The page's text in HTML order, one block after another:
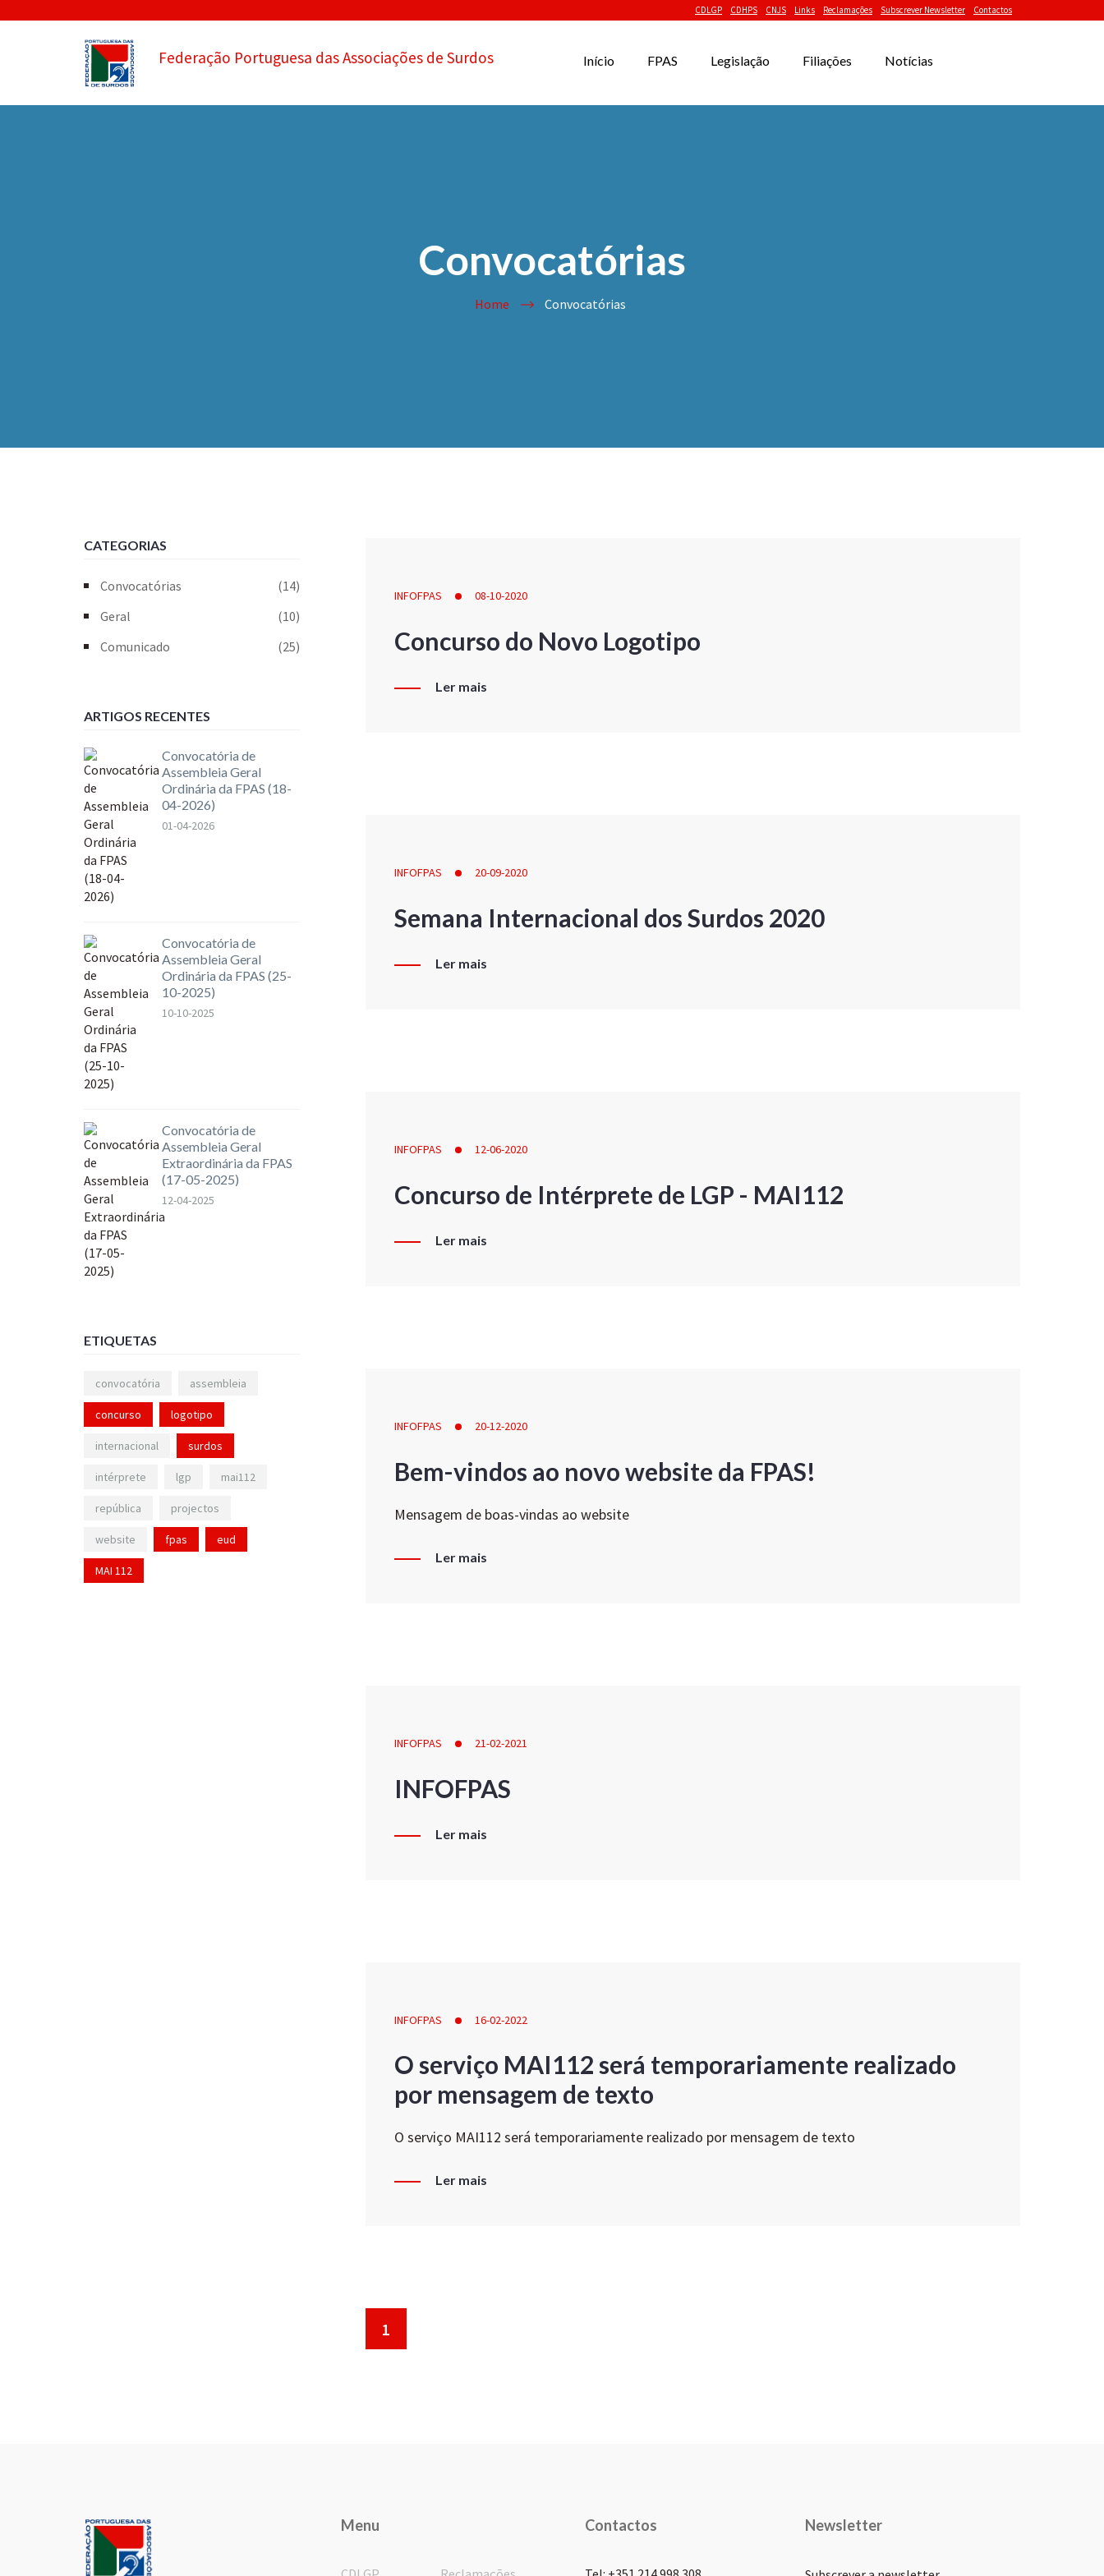
CDLGP CDHPS CNJS Links Reclamações Subscrever Newsletter Contactos
Federação Portuguesa das Associações de Surdos Início FPAS Legislação Filiações Notícias
Convocatórias
Home Convocatórias
INFOFPAS 08-10-2020
Concurso do Novo Logotipo
Ler mais
INFOFPAS 20-09-2020
Semana Internacional dos Surdos 2020
Ler mais
INFOFPAS 12-06-2020
Concurso de Intérprete de LGP - MAI112
Ler mais
INFOFPAS 20-12-2020
Bem-vindos ao novo website da FPAS!
Mensagem de boas-vindas ao website
Ler mais
INFOFPAS 21-02-2021
INFOFPAS
Ler mais
INFOFPAS 16-02-2022
O serviço MAI112 será temporariamente realizado
por mensagem de texto
O serviço MAI112 será temporariamente realizado por mensagem de texto
Ler mais
1
CATEGORIAS
Convocatórias
(14)
Geral
(10)
Comunicado
(25)
ARTIGOS RECENTES
Convocatória de
Assembleia Geral
Ordinária da FPAS (18-
04-2026)
01-04-2026
Convocatória de
Assembleia Geral
Ordinária da FPAS (25-
10-2025)
10-10-2025
Convocatória de
Assembleia Geral
Extraordinária da FPAS
(17-05-2025)
12-04-2025
ETIQUETAS
convocatória assembleia
concurso logotipo
internacional surdos
intérprete lgp mai112
república projectos
website fpas eud
MAI 112
Menu Contactos Newsletter